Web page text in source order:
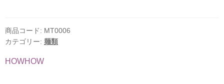
レ
ッ
ク
米
麺
商品コード: MT0006
カテゴリー: 麺類
HOWHOW